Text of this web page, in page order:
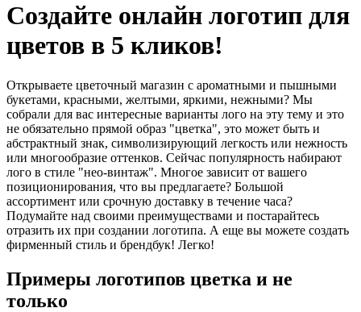
Создайте онлайн логотип для
цветов в 5 кликов!
Открываете цветочный магазин с ароматными и пышными
букетами, красными, желтыми, яркими, нежными? Мы
собрали для вас интересные варианты лого на эту тему и это
не обязательно прямой образ "цветка", это может быть и
абстрактный знак, символизирующий легкость или нежность
или многообразие оттенков. Сейчас популярность набирают
лого в стиле "нео-винтаж". Многое зависит от вашего
позиционирования, что вы предлагаете? Большой
ассортимент или срочную доставку в течение часа?
Подумайте над своими преимуществами и постарайтесь
отразить их при создании логотипа. А еще вы можете создать
фирменный стиль и брендбук! Легко!
Примеры логотипов цветка и не
только